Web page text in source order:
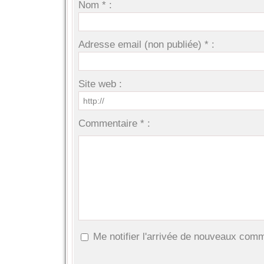
Nom * :
Adresse email (non publiée) * :
Site web :
Commentaire * :
Me notifier l'arrivée de nouveaux